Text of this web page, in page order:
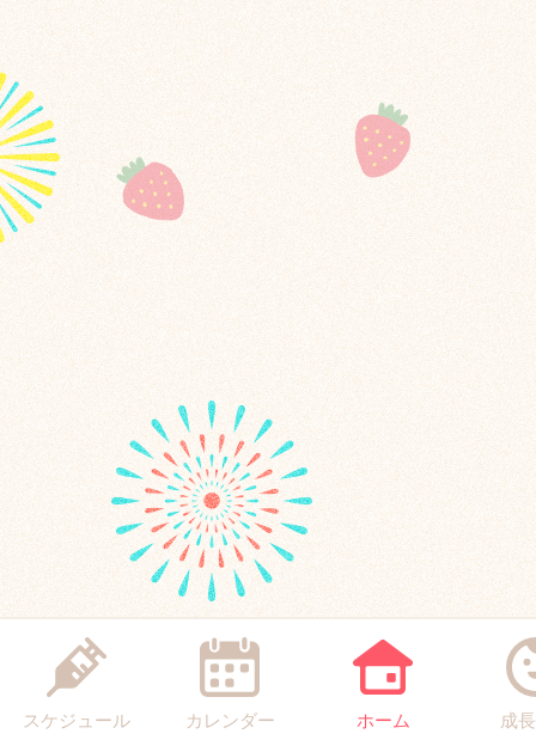
スケジュール カレンダー ホーム 成